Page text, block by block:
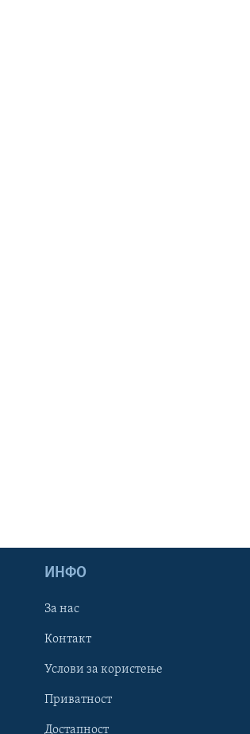
Learning English
НАКУСО...
ИНФО
За нас
Контакт
Услови за користење
Приватност
Достапност